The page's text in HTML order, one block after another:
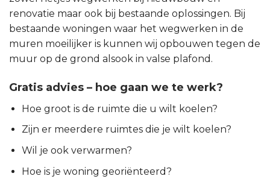
renovatie maar ook bij bestaande oplossingen. Bij
bestaande woningen waar het wegwerken in de
muren moeilijker is kunnen wij opbouwen tegen de
muur op de grond alsook in valse plafond.
Gratis advies – hoe gaan we te werk?
Hoe groot is de ruimte die u wilt koelen?
Zijn er meerdere ruimtes die je wilt koelen?
Wil je ook verwarmen?
Hoe is je woning georiënteerd?